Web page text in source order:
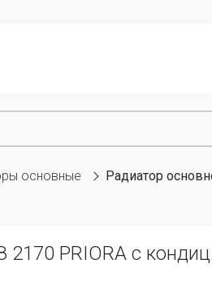
основные Радиатор
PRIORA с